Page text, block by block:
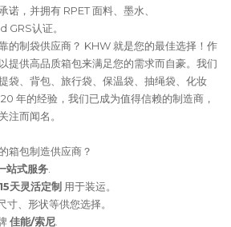
诺，并拥有 RPET 面料、墨水、
认证。
的制袋供应商？ KHW 就是您的最佳选择！作
提供高品质箱包来满足您的需求而自豪。我们
袋、背包、旅行袋、保温袋、抽绳袋、化妆
年的经验，我们已成为值得信赖的制造商，
注而闻名。
箱包制造供应商？
站式服务
15天灵活定制 用于装运。
、形状等供您选择。
佳能/索尼